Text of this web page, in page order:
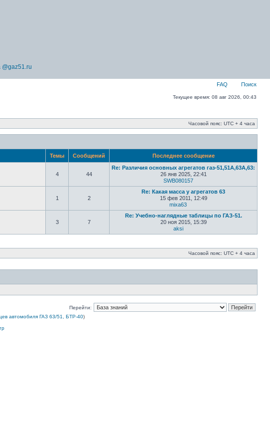
@gaz51.ru
FAQ Поиск
Текущее время: 08 авг 2026, 00:43
Часовой пояс: UTC + 4 часа
Темы Сообщений Последнее сообщение
4 44
Re: Различия основных агрегатов газ-51,51А,63А,63:
26 янв 2025, 22:41
SWB080157
1 2
Re: Какая масса у агрегатов 63
15 фев 2011, 12:49
mixa63
3 7
Re: Учебно-наглядные таблицы по ГАЗ-51.
20 ноя 2015, 15:39
aksi
Часовой пояс: UTC + 4 часа
Перейти:
автомобиля ГАЗ 63/51, БТР-40)